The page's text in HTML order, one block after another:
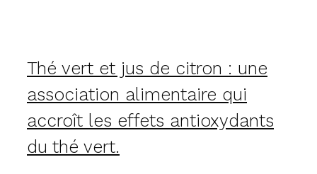
Thé vert et jus de citron : une
association alimentaire qui
accroît les effets antioxydants
du thé vert.